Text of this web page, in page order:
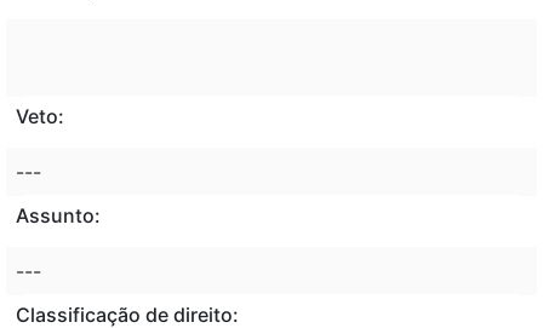
Veto:
---
Assunto:
---
Classificação de direito: